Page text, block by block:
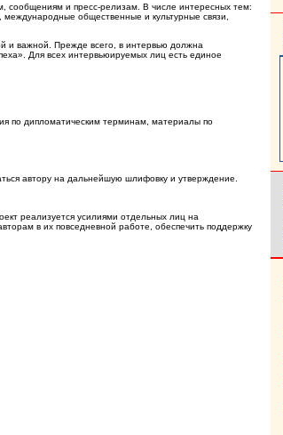
сообщениям и пресс-релизам. В числе интересных тем:
общественные и культурные связи,
и важной. Прежде всего, в интервью должна
Для всех интервьюируемых лиц есть единое
по дипломатическим терминам, материалы по
автору на дальнейшую шлифовку и утверждение.
реализуется усилиями отдельных лиц на
в их повседневной работе, обеспечить поддержку